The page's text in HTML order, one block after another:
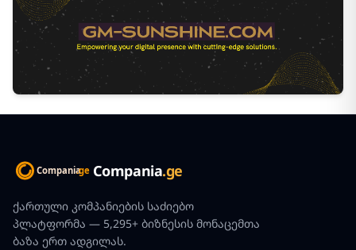
Compania.ge
ქართული კომპანიების საძიებო
პლატფორმა — 5,295+ ბიზნესის მონაცემთა
ბაზა ერთ ადგილას.